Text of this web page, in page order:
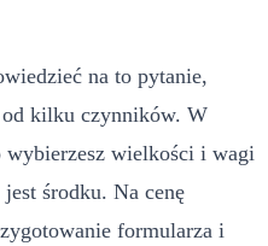
na to pytanie,
od kilku czynników. W
wybierzesz wielkości i wagi
środku. Na cenę
formularza i